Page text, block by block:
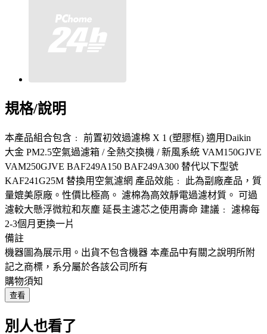
規格/說明
本產品組合包含﹕ 前置初效過濾棉 X 1 (塑膠框) 適用Daikin
大金 PM2.5空氣過濾箱 / 全熱交換機 / 新風系統 VAM150GJVE
VAM250GJVE BAF249A150 BAF249A300 替代以下型號
KAF241G25M 替換用空氣濾網 產品效能﹕ 此為副廠產品，質
量媲美原廠。性價比極高。 濾棉為高效靜電過濾材質。 可過
濾較大懸浮微粒和灰塵 延長主濾芯之使用壽命 建議﹕ 濾棉每
2-3個月更換一片
備註
機器圖為展示用。出貨不包含機器 本產品中有關之說明所附
記之商標，系分屬於各該公司所有
購物須知
查看
別人也看了